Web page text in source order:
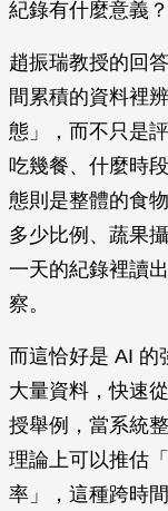
紀錄有什麼意義？
趙振瑞教授的回
間累積的資料裡
態」，而不只是
吃幾餐、什麼時
態則是整體的食
多少比例、蔬果
一天的紀錄裡讀
察。
而這恰好是 AI 的
大量資料，快速
授舉例，當系統
理論上可以推估
率」，這種跨時